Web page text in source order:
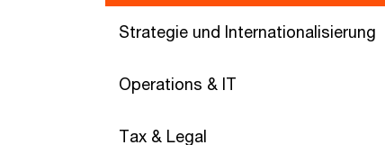
Strategie und Internationalisierung
Operations & IT
Tax & Legal